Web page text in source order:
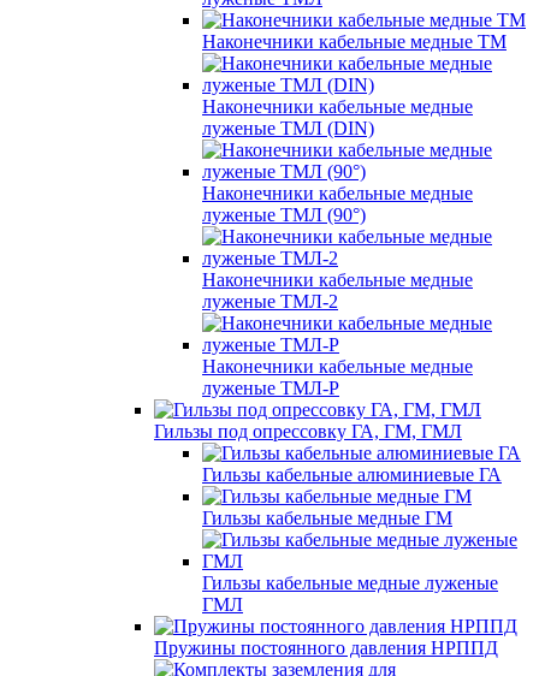
Наконечники кабельные медные ТМ
Наконечники кабельные медные
луженые ТМЛ (DIN)
Наконечники кабельные медные
луженые ТМЛ (90°)
Наконечники кабельные медные
луженые ТМЛ-2
Наконечники кабельные медные
луженые ТМЛ-Р
Гильзы под опрессовку ГА, ГМ, ГМЛ
Гильзы кабельные алюминиевые ГА
Гильзы кабельные медные ГМ
Гильзы кабельные медные луженые
ГМЛ
Пружины постоянного давления НРППД